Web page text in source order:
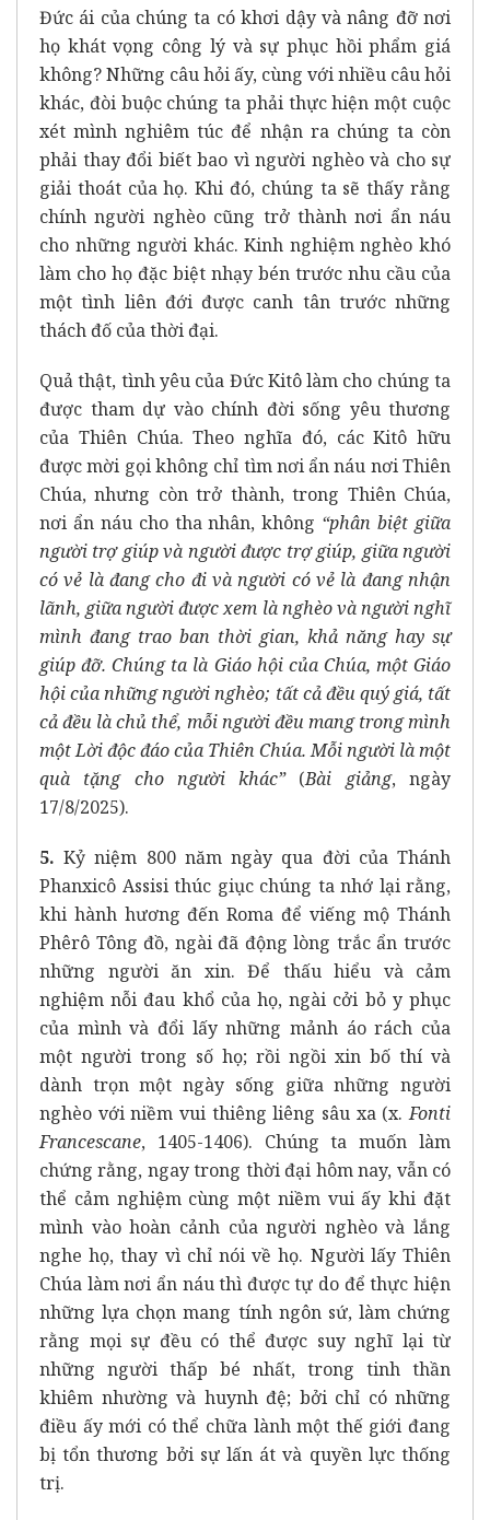
Đức ái của chúng ta có khơi dậy và nâng đỡ nơi
họ khát vọng công lý và sự phục hồi phẩm giá
không? Những câu hỏi ấy, cùng với nhiều câu hỏi
khác, đòi buộc chúng ta phải thực hiện một cuộc
xét mình nghiêm túc để nhận ra chúng ta còn
phải thay đổi biết bao vì người nghèo và cho sự
giải thoát của họ. Khi đó, chúng ta sẽ thấy rằng
chính người nghèo cũng trở thành nơi ẩn náu
cho những người khác. Kinh nghiệm nghèo khó
làm cho họ đặc biệt nhạy bén trước nhu cầu của
một tình liên đới được canh tân trước những
thách đố của thời đại.
Quả thật, tình yêu của Đức Kitô làm cho chúng ta
được tham dự vào chính đời sống yêu thương
của Thiên Chúa. Theo nghĩa đó, các Kitô hữu
được mời gọi không chỉ tìm nơi ẩn náu nơi Thiên
Chúa, nhưng còn trở thành, trong Thiên Chúa,
nơi ẩn náu cho tha nhân, không “phân biệt giữa
người trợ giúp và người được trợ giúp, giữa người
có vẻ là đang cho đi và người có vẻ là đang nhận
lãnh, giữa người được xem là nghèo và người nghĩ
mình đang trao ban thời gian, khả năng hay sự
giúp đỡ. Chúng ta là Giáo hội của Chúa, một Giáo
hội của những người nghèo; tất cả đều quý giá, tất
cả đều là chủ thể, mỗi người đều mang trong mình
một Lời độc đáo của Thiên Chúa. Mỗi người là một
quà tặng cho người khác”(Bài giảng, ngày
17/8/2025).
5. Kỷ niệm 800 năm ngày qua đời của Thánh
Phanxicô Assisi thúc giục chúng ta nhớ lại rằng,
khi hành hương đến Roma để viếng mộ Thánh
Phêrô Tông đồ, ngài đã động lòng trắc ẩn trước
những người ăn xin. Để thấu hiểu và cảm
nghiệm nỗi đau khổ của họ, ngài cởi bỏ y phục
của mình và đổi lấy những mảnh áo rách của
một người trong số họ; rồi ngồi xin bố thí và
dành trọn một ngày sống giữa những người
nghèo với niềm vui thiêng liêng sâu xa (x.Fonti
Francescane, 1405-1406). Chúng ta muốn làm
chứng rằng, ngay trong thời đại hôm nay, vẫn có
thể cảm nghiệm cùng một niềm vui ấy khi đặt
mình vào hoàn cảnh của người nghèo và lắng
nghe họ, thay vì chỉ nói về họ. Người lấy Thiên
Chúa làm nơi ẩn náu thì được tự do để thực hiện
những lựa chọn mang tính ngôn sứ, làm chứng
rằng mọi sự đều có thể được suy nghĩ lại từ
những người thấp bé nhất, trong tinh thần
khiêm nhường và huynh đệ; bởi chỉ có những
điều ấy mới có thể chữa lành một thế giới đang
bị tổn thương bởi sự lấn át và quyền lực thống
trị.